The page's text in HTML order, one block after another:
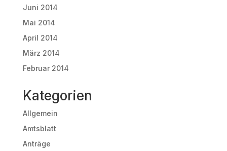
Juni 2014
Mai 2014
April 2014
März 2014
Februar 2014
Kategorien
Allgemein
Amtsblatt
Anträge